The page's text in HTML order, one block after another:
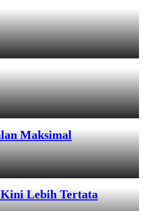
Maksimal
Lebih Tertata